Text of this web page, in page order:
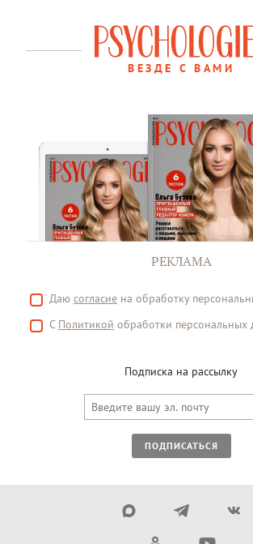
ВЕЗДЕ С ВАМИ
РЕКЛАМА
Даю согласие на обработку
С Политикой обработки персональных
Подписка на рассылку
ПОДПИСАТЬСЯ